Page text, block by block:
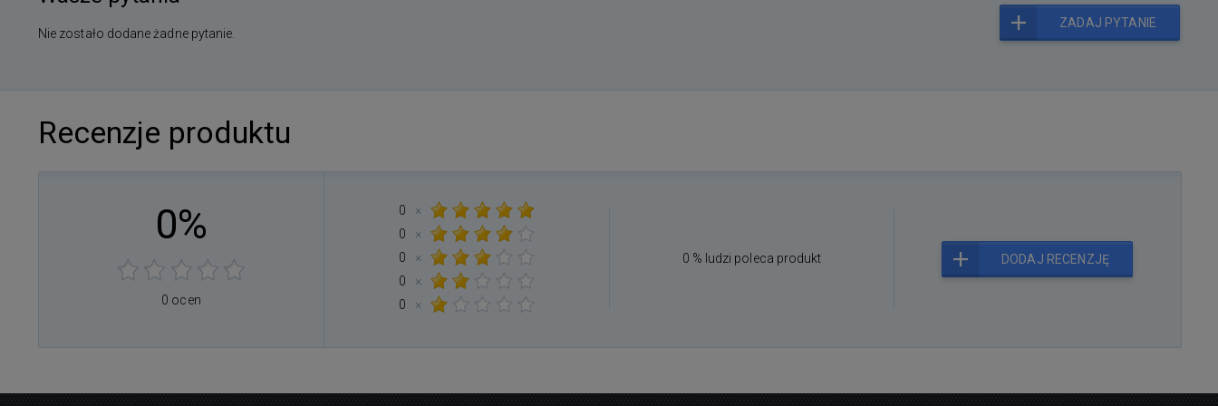
ZADAJ PYTANIE
Nie zostało dodane żadne pytanie.
Recenzje produktu
0%
0 ocen
0
×
0
×
0
×
0
×
0
×
0 % ludzi poleca produkt DODAJ RECENZJĘ